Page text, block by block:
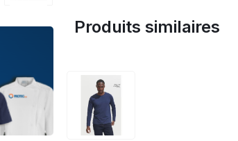
Produits similaires